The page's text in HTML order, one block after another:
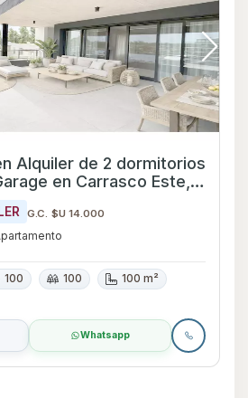
Alquiler de 2 dormitorios
en Carrasco Este,
G.C. $U 14.000
100 100
100 m²
Whatsapp